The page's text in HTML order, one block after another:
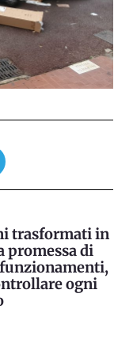
trasformati in
promessa di
ogni